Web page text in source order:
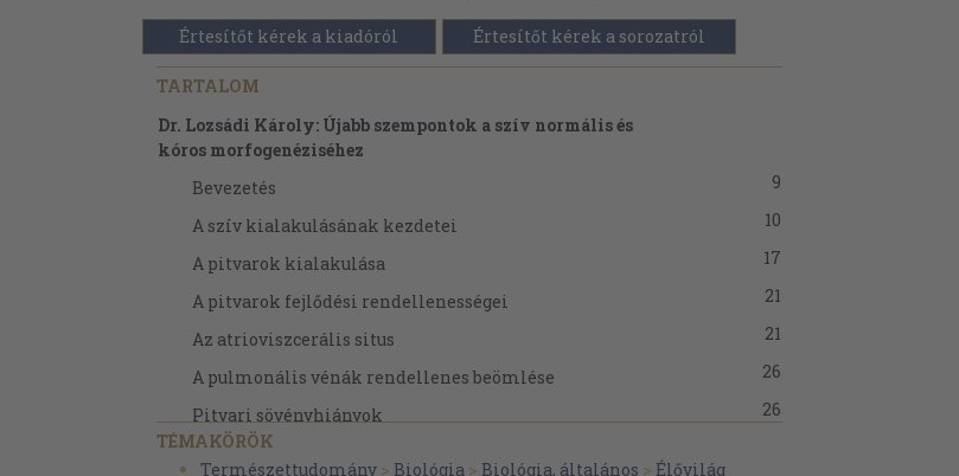
Értesítőt kérek a kiadóról Értesítőt kérek a sorozatról
TARTALOM
Dr. Lozsádi Károly: Újabb szempontok a szív normális és
kóros morfogenéziséhez
Bevezetés
9
A szív kialakulásának kezdetei
10
A pitvarok kialakulása
17
A pitvarok fejlődési rendellenességei
21
Az atrioviszcerális situs
21
A pulmonális vénák rendellenes beömlése
26
Pitvari sövényhiányok
26
Cor triatriatum
TÉMAKÖRÖK
Természettudomány > Biológia > Biológia, általános > Élővilág